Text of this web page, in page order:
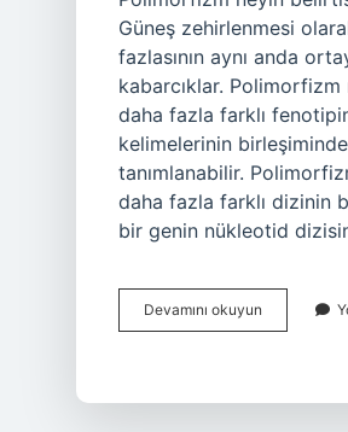
Güneş zehirlenmesi
fazlasının aynı anda
kabarcıklar.
daha fazla farklı
kelimelerinin
tanımlanabilir.
daha fazla farklı dizinin
bir genin nükleotid
Devamını okuyun Polimorfizm
Analizi